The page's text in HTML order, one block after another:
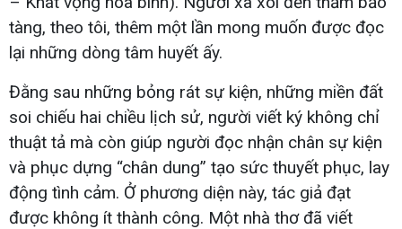
tàng, theo tôi, thêm một lần mong muốn được đọc
lại những dòng tâm huyết ấy.
Đằng sau những bỏng rát sự kiện, những miền đất
soi chiếu hai chiều lịch sử, người viết ký không chỉ
thuật tả mà còn giúp người đọc nhận chân sự kiện
và phục dựng “chân dung” tạo sức thuyết phục, lay
động tình cảm. Ở phương diện này, tác giả đạt
được không ít thành công. Một nhà thơ đã viết